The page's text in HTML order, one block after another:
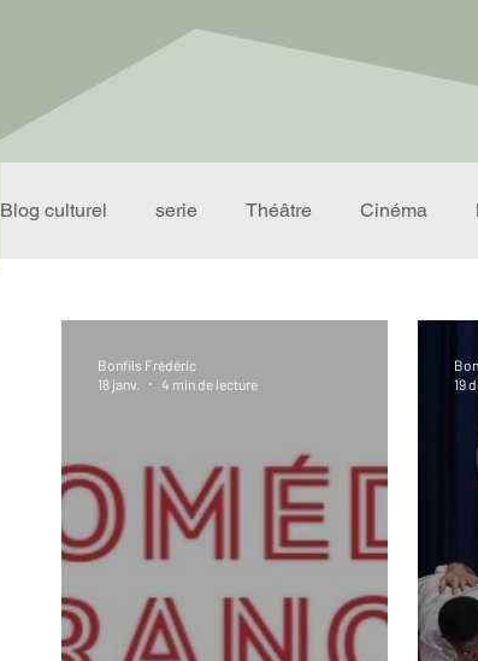
Blog culturel serie Théâtre Cinéma
Événement Validé par Romane. Spécial
Offre spéciale Annuaire Théâtre - Musée
Bonfils Frédéric
18 janv.
4 min de lecture
19